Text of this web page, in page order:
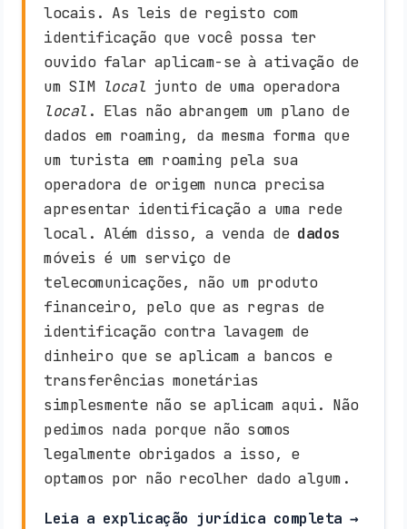
locais. As leis de registo com
identificação que você possa ter
ouvido falar aplicam-se à ativação de
um SIM local junto de uma operadora
local . Elas não abrangem um plano de
dados em roaming, da mesma forma que
um turista em roaming pela sua
operadora de origem nunca precisa
apresentar identificação a uma rede
local. Além disso, a venda de dados
móveis é um serviço de
telecomunicações, não um produto
financeiro, pelo que as regras de
identificação contra lavagem de
dinheiro que se aplicam a bancos e
transferências monetárias
simplesmente não se aplicam aqui. Não
pedimos nada porque não somos
legalmente obrigados a isso, e
optamos por não recolher dado algum.
Leia a explicação jurídica completa →